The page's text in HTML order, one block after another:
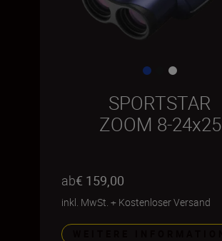
SPORTSTAR
ZOOM 8-24x25
ab€ 159,00
inkl. MwSt. + Kostenloser Versand